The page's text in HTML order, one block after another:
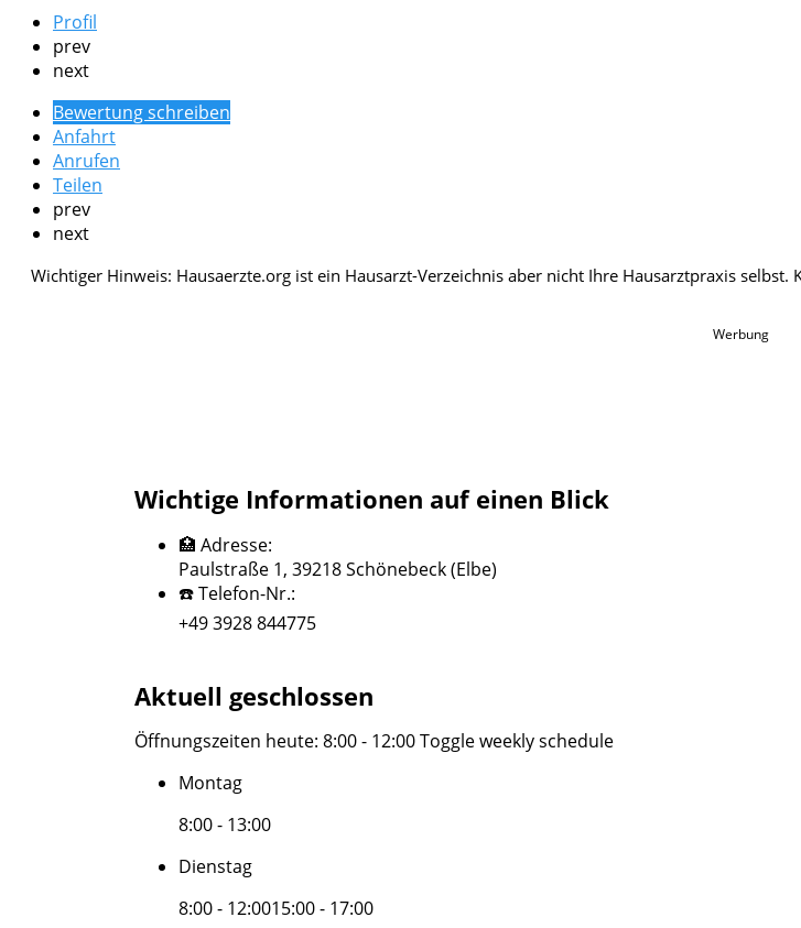
Profil
prev
next
Bewertung schreiben
Anfahrt
Anrufen
Teilen
prev
next
Werbung
Wichtige Informationen auf einen Blick
🏥 Adresse:
Paulstraße 1, 39218 Schönebeck (Elbe)
☎️ Telefon-Nr.:
+49 3928 844775
Aktuell geschlossen
Öffnungszeiten heute: 8:00 - 12:00Toggle weekly schedule
Montag
8:00 - 13:00
Dienstag
8:00 - 12:0015:00 - 17:00